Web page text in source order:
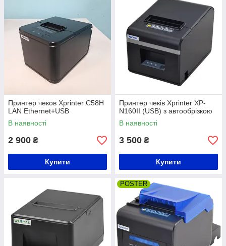
Принтер чеков Xprinter C58H
LAN Ethernet+USB
В наявності
2 900 ₴
Купити
Принтер чеків Xprinter XP-
N160II (USB) з автообрізкою
В наявності
3 500 ₴
Купити
POSTER